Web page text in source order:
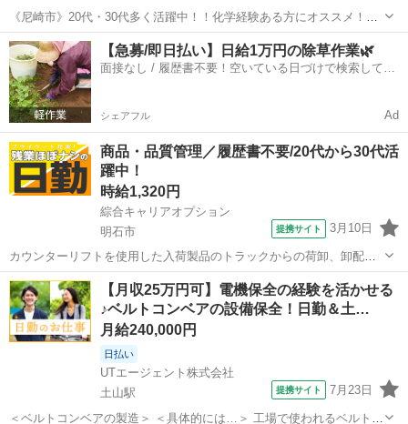
《尼崎市》20代・30代多く活躍中！！化学経験ある方にオススメ！！
未経験でも知識あればOK！！高収入！土日祝休み！！ 【仕事内容】
＼医療用製剤の品質管理＊20・30代活躍中／ 仕事内容： 私たちのチ
ームでは、胃Ｘ線検査...
兵庫 尼崎市 生産管理
【急募/即日払い】日給1万円の除草作業🌿
面接なし / 履歴書不要！空いている日づけで検索して即
シェアフル Ad
商品・品質管理／履歴書不要/20代から30代活
躍中！
時給1,320円
綜合キャリアオプション
明石市
提携サイト 3月10日
カウンターリフトを使用した入荷製品のトラックからの荷卸、卸配送
車両への製品積込み、返送空パレット等のトラック積込み、製品倉庫
での在庫製品ローテーション管理、その他倉庫作業全般 ■お仕事PR ≪
無理なく働ける≫ 場合によって...
兵庫 明石市 生産管理
【月収25万円可】電機保全の経験を活かせる
♪ベルトコンベアの設備保全！日勤＆土…
月給240,000円
日払い
UTエージェント株式会社
土山駅
提携サイト 7月23日
＜ベルトコンベアの製造＞ ＜具体的には…＞ 工場で使われるベルトコ